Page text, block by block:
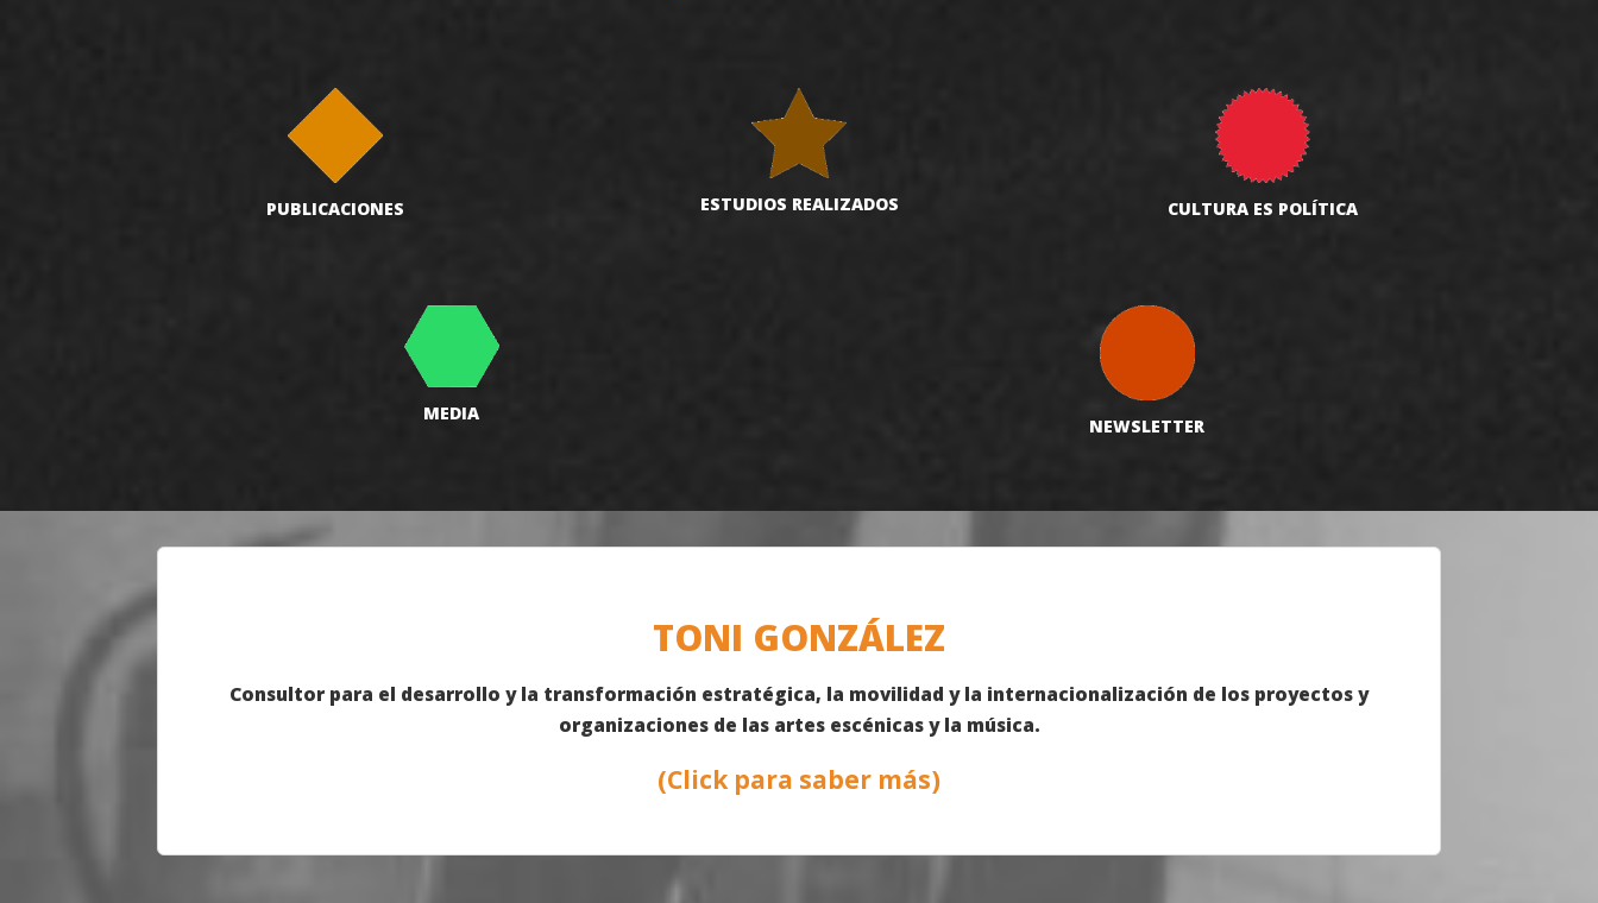
PUBLICACIONES ESTUDIOS REALIZADOS CULTURA ES POLÍTICA
MEDIA
NEWSLETTER
TONI GONZÁLEZ
Consultor para el desarrollo y la transformación estratégica, la movilidad y la internacionalización de los proyectos y
organizaciones de las artes escénicas y la música.
(Click para saber más)